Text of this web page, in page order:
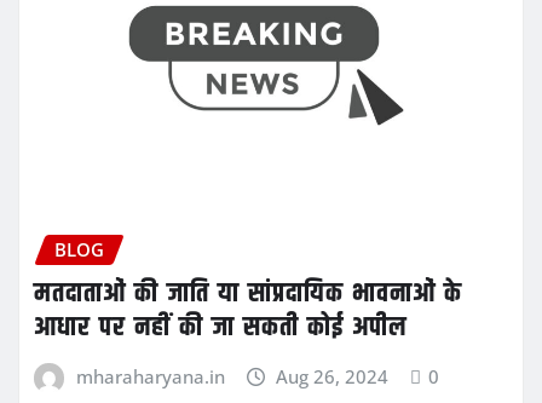
BLOG
मतदाताओं की जाति या सांप्रदायिक भावनाओं के
आधार पर नहीं की जा सकती कोई अपील
mharaharyana.in Aug 26, 2024 0